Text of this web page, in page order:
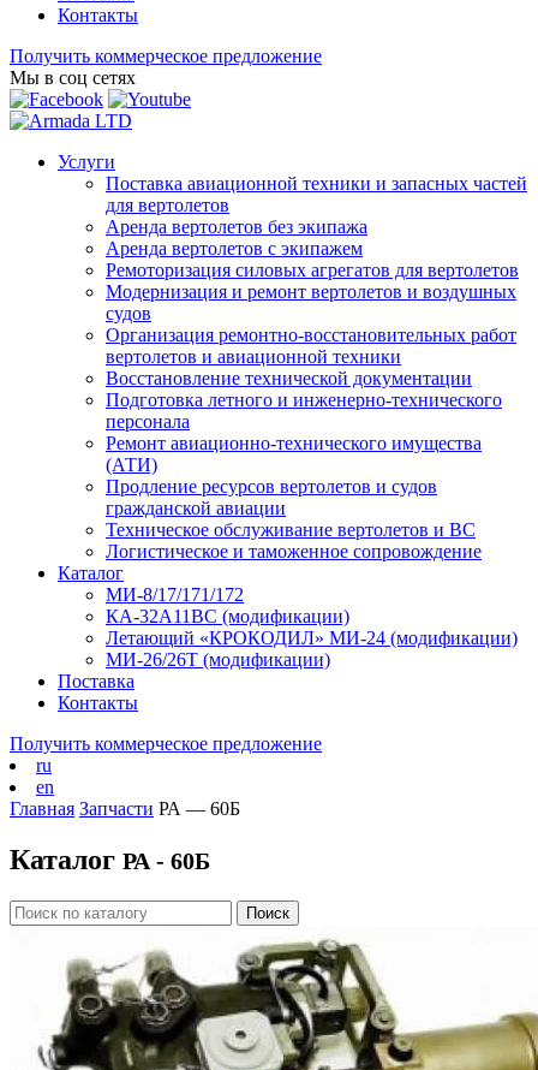
Контакты
Получить коммерческое предложение
Мы в соц сетях
Услуги
Поставка авиационной техники и запасных частей
для вертолетов
Аренда вертолетов без экипажа
Аренда вертолетов с экипажем
Ремоторизация силовых агрегатов для вертолетов
Модернизация и ремонт вертолетов и воздушных
судов
Организация ремонтно-восстановительных работ
вертолетов и авиационной техники
Восстановление технической документации
Подготовка летного и инженерно-технического
персонала
Ремонт авиационно-технического имущества
(АТИ)
Продление ресурсов вертолетов и судов
гражданской авиации
Техническое обслуживание вертолетов и ВС
Логистическое и таможенное сопровождение
Каталог
МИ-8/17/171/172
КА-32А11ВС (модификации)
Летающий «КРОКОДИЛ» МИ-24 (модификации)
МИ-26/26Т (модификации)
Поставка
Контакты
Получить коммерческое предложение
ru
en
Главная Запчасти РА — 60Б
Каталог РА - 60Б